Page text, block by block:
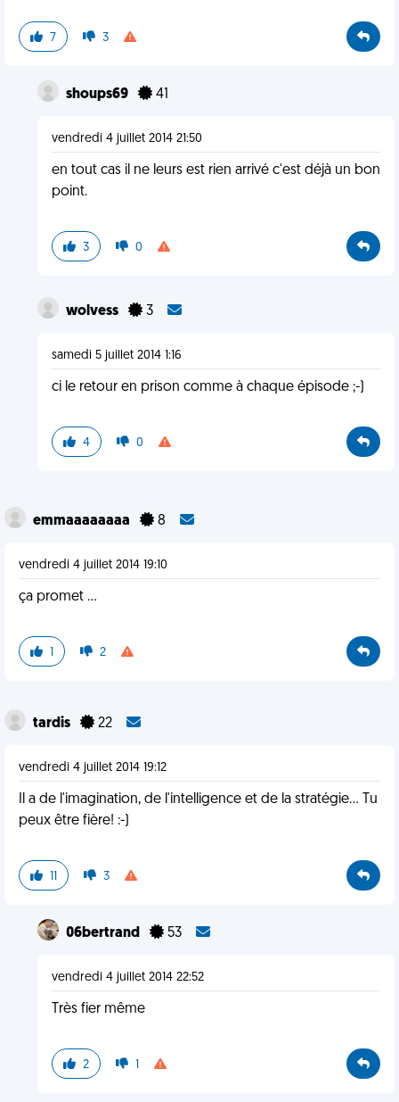
7 3
shoups69 41
vendredi 4 juillet 2014 21:50
en tout cas il ne leurs est rien arrivé c'est déjà un bon
point.
3 0
wolvess 3
samedi 5 juillet 2014 1:16
ci le retour en prison comme à chaque épisode ;-)
4 0
emmaaaaaaaa 8
vendredi 4 juillet 2014 19:10
ça promet ...
1 2
tardis 22
vendredi 4 juillet 2014 19:12
Il a de l'imagination, de l'intelligence et de la stratégie... Tu
peux être fière! :-)
11 3
06bertrand 53
vendredi 4 juillet 2014 22:52
Très fier même
2 1